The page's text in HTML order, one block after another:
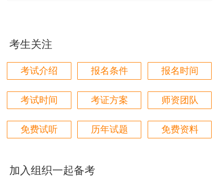
用户zh****94
老师们讲的很好，通俗易懂，对小白很友好
用户li****11
建筑专业跟网校过了，今年考其他安全，还是选择网
校。
用户m6****57
用户da****ng
考生关注
考试介绍 报名条件 报名时间
考试时间 考证方案 师资团队
免费试听 历年试题 免费资料
加入组织一起备考